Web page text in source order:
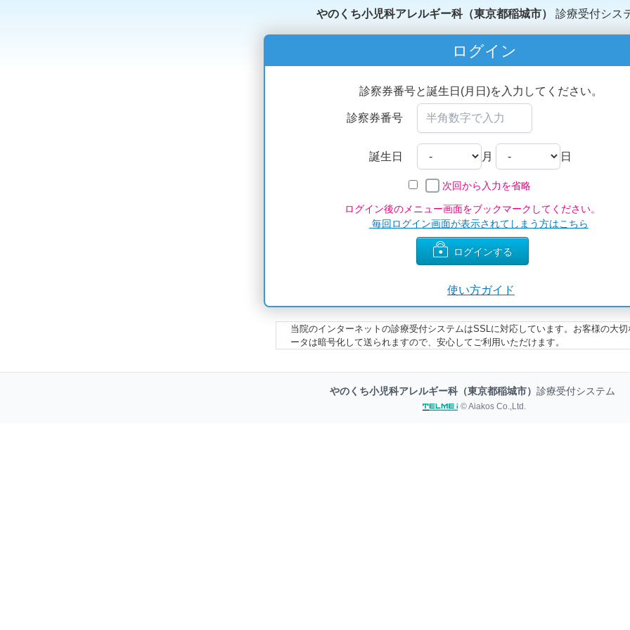
やのくち小児科アレルギー科（東京都稲城市） 診療受付シス
ログイン
診察券番号と誕生日(月日)を入力してください。
診察券番号
誕生日 月 日
次回から入力を省略
ログイン後のメニュー画面をブックマークしてください。
毎回ログイン画面が表示されてしまう方はこちら
ログインする
使い方ガイド
当院のインターネットの診療受付システムはSSLに対応しています。お客様の大切
ータは暗号化して送られますので、安心してご利用いただけます。
やのくち小児科アレルギー科（東京都稲城市） 診療受付システム
© Aiakos Co.,Ltd.